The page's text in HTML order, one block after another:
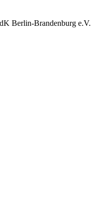
Berlin-Brandenburg e.V.